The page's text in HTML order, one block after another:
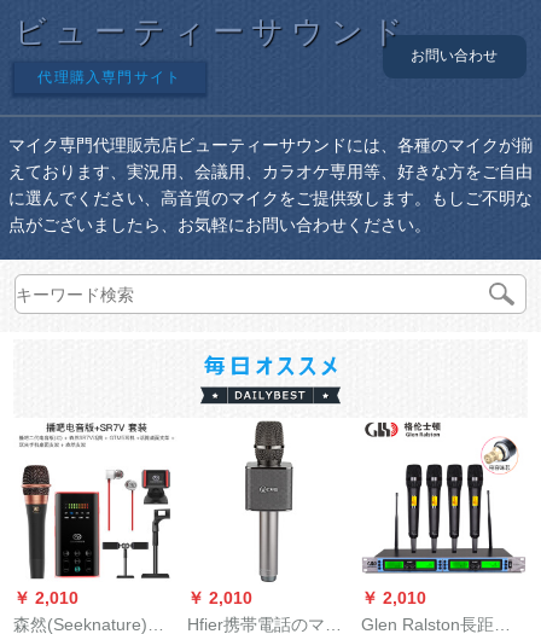
ビューティーサウンド
代理購入専門サイト
お問い合わせ
マイク専門代理販売店ビューティーサウンドには、各種のマイクが揃
えております、実況用、会議用、カラオケ専用等、好きな方をご自由
に選んでください、高音質のマイクをご提供致します。もしご不明な
点がございましたら、お気軽にお問い合わせください。
￥ 2,010
森然(Seeknature)播
￥ 2,010
Hfier携帯電話のマイ
￥ 2,010
Glen Ralston長距離